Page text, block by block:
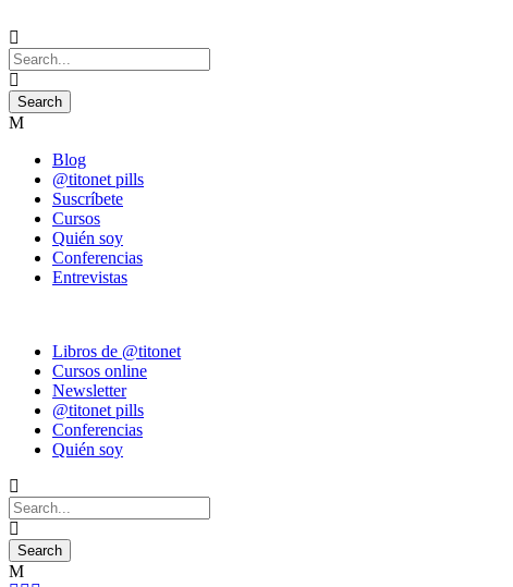
Blog
@titonet pills
Suscríbete
Cursos
Quién soy
Conferencias
Entrevistas
Libros de @titonet
Cursos online
Newsletter
@titonet pills
Conferencias
Quién soy